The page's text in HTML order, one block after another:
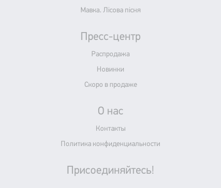
Мавка. Лісова пісня
Пресс-центр
Распродажа
Новинки
Скоро в продаже
О нас
Контакты
Политика конфиденциальности
Присоединяйтесь!